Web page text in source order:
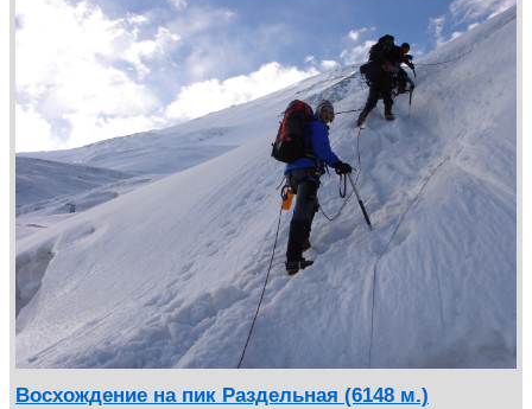
Шелковый путь
Едем на Иссык-Куль
Пансионаты на побережье Иссык-Куля 27
Треки Кыргызстан
Восхождение на пик Раздельная (6148 м.)